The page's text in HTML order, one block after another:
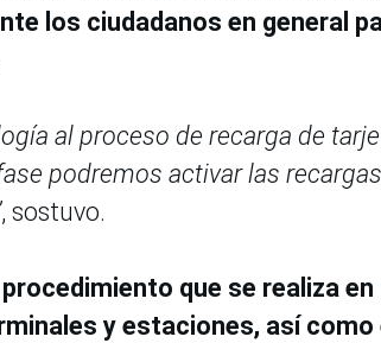
los ciudadanos en general
al proceso de recarga de
podremos activar las
, sostuvo.
que se realiza en
y estaciones, así como